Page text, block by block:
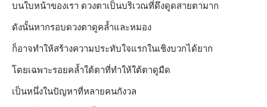
บนใบหน้าของเรา ดวงตาเป็นบริเวณที่ดึงดูดสายตามาก
ดังนั้นหากรอบดวงตาดูคล้ำและหมอง
ก็อาจทำให้สร้างความประทับใจแรกในเชิงบวกได้ยาก
โดยเฉพาะรอยคล้ำใต้ตาที่ทำให้ใต้ตาดูมืด
เป็นหนึ่งในปัญหาที่หลายคนกังวล